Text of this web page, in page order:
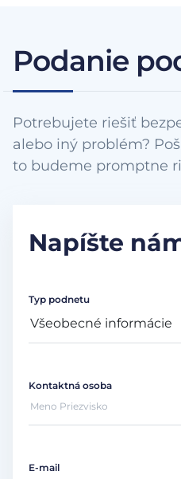
Podanie
Potrebujete riešiť
alebo iný problém?
to budeme promptne
Napíšte
Typ podnetu
Kontaktná osoba
E-mail